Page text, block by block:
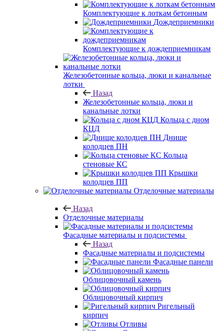
Комплектующие к лоткам бетонным
Дождеприемники
Комплектующие к дождеприемникам
Железобетонные кольца, люки и канальные
лотки
Назад
Железобетонные кольца, люки и
канальные лотки
Кольца с дном
КЦД
Днище
колодцев ПН
Кольца
стеновые КС
Крышки
колодцев ПП
Отделочные материалы
Назад
Отделочные материалы
Фасадные материалы и подсистемы
Назад
Фасадные материалы и подсистемы
Фасадные панели
Облицовочный камень
Облицовочный кирпич
Ригельный
кирпич
Отливы